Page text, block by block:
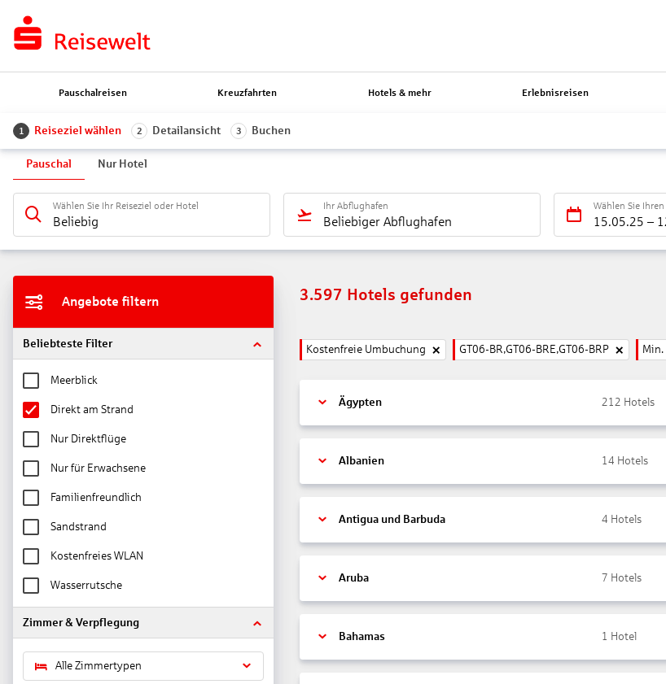
Pauschalreisen Kreuzfahrten Hotels & mehr Erlebnisreisen
1 Reiseziel wählen 2 Detailansicht 3 Buchen
Pauschal Nur Hotel
Wählen Sie Ihr Reiseziel oder Hotel
Beliebig
Ihr Abflughafen
Beliebiger Abflughafen
Wählen Sie
15.05.25 –
Angebote filtern
Beliebteste Filter
Meerblick
Direkt am Strand
Nur Direktflüge
Nur für Erwachsene
Familienfreundlich
Sandstrand
Kostenfreies WLAN
Wasserrutsche
Zimmer & Verpflegung
Alle Zimmertypen
3.597 Hotels gefunden
Kostenfreie Umbuchung GT06-BR,GT06-BRE,GT06-BRP Min.
Ägypten 212 Hotels
Albanien 14 Hotels
Antigua und Barbuda 4 Hotels
Aruba 7 Hotels
Bahamas 1 Hotel